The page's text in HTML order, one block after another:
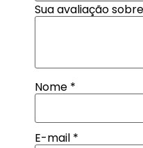
Sua avaliação
Nome *
E-mail *